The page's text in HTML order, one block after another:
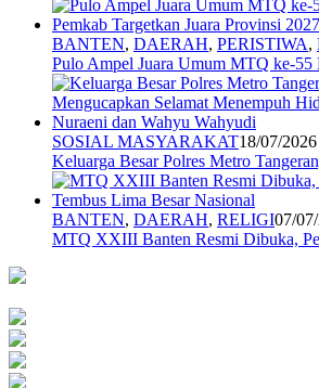
BANTEN, DAERAH, PERISTIWA,
Pulo Ampel Juara Umum MTQ ke-
SOSIAL MASYARAKAT18/07/2026
Keluarga Besar Polres Metro
BANTEN, DAERAH, RELIGI07/
MTQ XXIII Banten Resmi Dibuka,